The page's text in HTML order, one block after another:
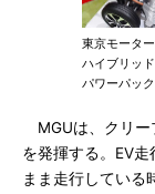
東京モータ
ハイブリッ
パワーパッ
MGUは、クリー
を発揮する。EV
まま走行している